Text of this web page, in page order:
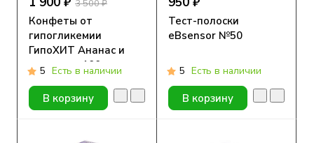
3 500 ₽
Конфеты от
гипогликемии
ГипоХИТ Ананас и
апельсин, 100шт в
зип-пакете
5 Есть в наличии
В корзину
Тест-полоски
eBsensor №50
5 Есть в наличии
В корзину